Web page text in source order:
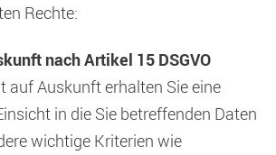
Rechte:
nach Artikel 15 DSGVO
auf Auskunft erhalten Sie eine
in die Sie betreffenden Daten
wichtige Kriterien wie